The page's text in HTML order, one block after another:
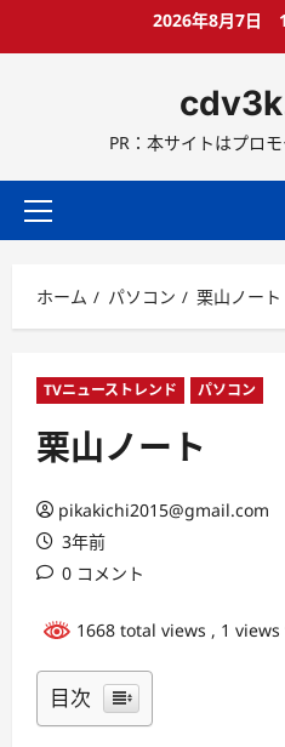
ス
ッ
2026年8月7日
PR：本サイトはプロ
メ
メ
ニ
ー
ホーム パソコン 栗山ノート
TVニューストレンド パソコン
栗山ノート
pikakichi2015@gmail.com
3年前
0 コメント
1668 total views , 1
目次